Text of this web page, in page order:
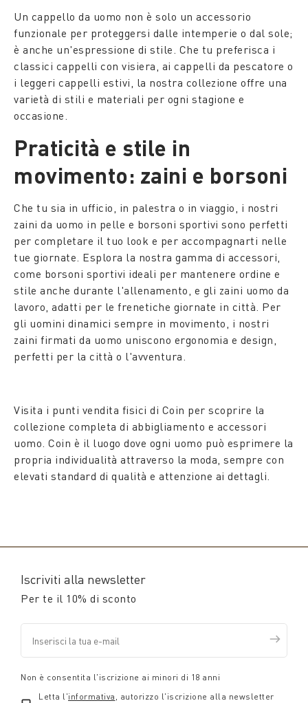
Un cappello da uomo non è solo un accessorio
funzionale per proteggersi dalle intemperie o dal sole;
è anche un'espressione di stile. Che tu preferisca i
classici cappelli con visiera, ai cappelli da pescatore o
i leggeri cappelli estivi, la nostra collezione offre una
varietà di stili e materiali per ogni stagione e
occasione.
Praticità e stile in
movimento: zaini e borsoni
Che tu sia in ufficio, in palestra o in viaggio, i nostri
zaini da uomo in pelle e borsoni sportivi sono perfetti
per completare il tuo look e per accompagnarti nelle
tue giornate. Esplora la nostra gamma di accessori,
come borsoni sportivi ideali per mantenere ordine e
stile anche durante l'allenamento, e gli zaini uomo da
lavoro, adatti per le frenetiche giornate in città. Per
gli uomini dinamici sempre in movimento, i nostri
zaini firmati da uomo uniscono ergonomia e design,
perfetti per la città o l'avventura.
Visita i punti vendita fisici di Coin per scoprire la
collezione completa di abbigliamento e accessori
uomo. Coin è il luogo dove ogni uomo può esprimere la
propria individualità attraverso la moda, sempre con
elevati standard di qualità e attenzione ai dettagli.
Iscriviti alla newsletter
Per te il 10% di sconto
Non è consentita l'iscrizione ai minori di 18 anni
Letta l'informativa , autorizzo l'iscrizione alla newsletter